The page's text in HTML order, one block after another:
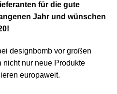
für die gute
Jahr und wünschen
designbomb vor großen
nicht nur neue Produkte
europaweit.